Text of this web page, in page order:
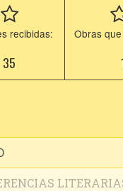
recibidas:
35
Obras